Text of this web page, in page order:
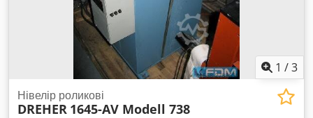
1 /3
Нівелір роликові
DREHER 1645-AV Modell 738